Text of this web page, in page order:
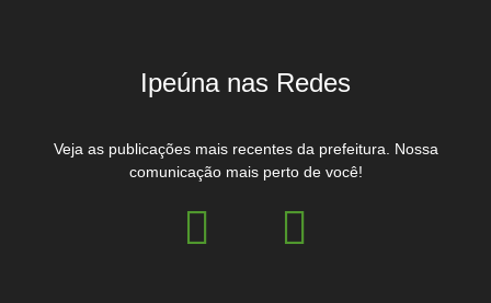
Ipeúna nas Redes
Veja as publicações mais recentes da prefeitura. Nossa
comunicação mais perto de você!